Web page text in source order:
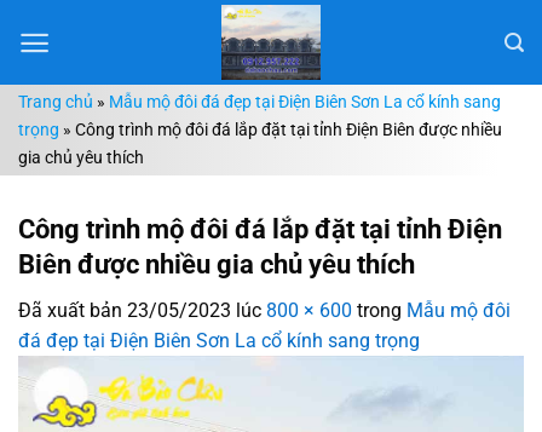
đến
dungTrang chủ » Mẫu mộ đôi đá đẹp tại Điện Biên Sơn La cổ kính sang
trọng » Công trình mộ đôi đá lắp đặt tại tỉnh Điện Biên được nhiều
gia chủ yêu thích
Công trình mộ đôi đá lắp đặt tại tỉnh Điện
Biên được nhiều gia chủ yêu thích
Đã xuất bản 23/05/2023 lúc 800 × 600 trong Mẫu mộ đôi
đá đẹp tại Điện Biên Sơn La cổ kính sang trọng